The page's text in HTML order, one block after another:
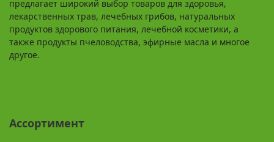
предлагает широкий выбор товаров для здоровья,
лекарственных трав, лечебных грибов, натуральных
продуктов здорового питания, лечебной косметики, а
также продукты пчеловодства, эфирные масла и многое
другое.
Ассортимент